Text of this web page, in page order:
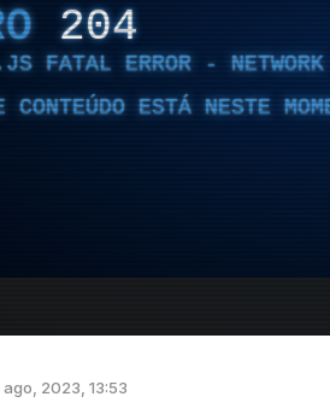
204
FATAL ERROR - NETWORK
CONTEÚDO ESTÁ NESTE
ago, 2023, 13:53